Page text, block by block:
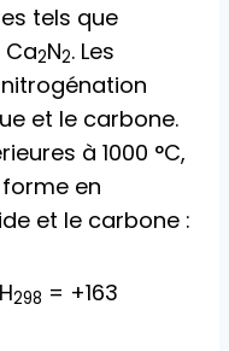
tels que
Ca2N2. Les
et le carbone.
à 1000 °C,
en
et le carbone :
298 = +163